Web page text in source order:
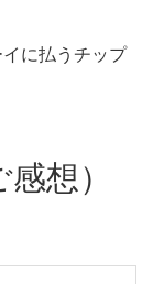
に払うチップ
想）